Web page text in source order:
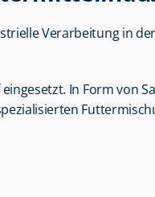
Verarbeitung in
In Form von